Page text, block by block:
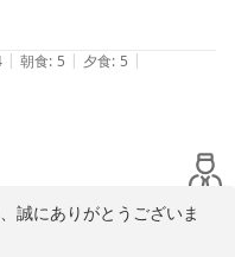
立ち寄り下さい！
、改修しながら皆さまに喜
したが、嫌な顔ひとつせず、
す。
く過ごすことができました。
。
味しくいただきました。
で、オムツが外れたばかりの
んで行ける距離だったようで
| 朝食: 5 | 夕食: 5 |
誠にありがとうございま
んなで喜んでおりました。